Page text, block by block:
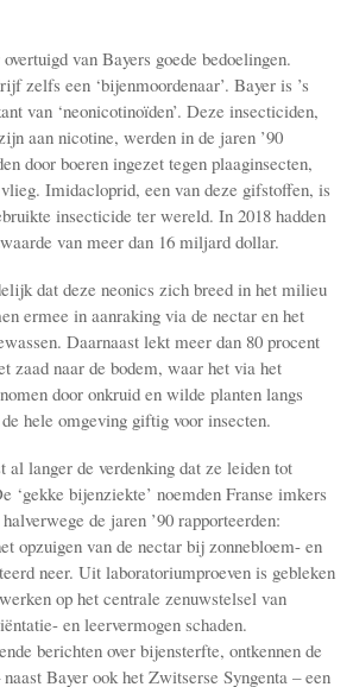
van Bayers goede bedoelingen.
zelfs een ‘bijenmoordenaar’. Bayer is ’s
van ‘neonicotinoïden’. Deze insecticiden,
aan nicotine, werden in de jaren ’90
door boeren ingezet tegen plaaginsecten,
Imidacloprid, een van deze gifstoffen, is
insecticide ter wereld. In 2018 hadden
van meer dan 16 miljard dollar.
dat deze neonics zich breed in het milieu
ermee in aanraking via de nectar en het
Daarnaast lekt meer dan 80 procent
zaad naar de bodem, waar het via het
door onkruid en wilde planten langs
hele omgeving giftig voor insecten.
al langer de verdenking dat ze leiden tot
‘gekke bijenziekte’ noemden Franse imkers
de jaren ’90 rapporteerden:
opzuigen van de nectar bij zonnebloem- en
neer. Uit laboratoriumproeven is gebleken
op het centrale zenuwstelsel van
en leervermogen schaden.
berichten over bijensterfte, ontkennen de
Bayer ook het Zwitserse Syngenta – een